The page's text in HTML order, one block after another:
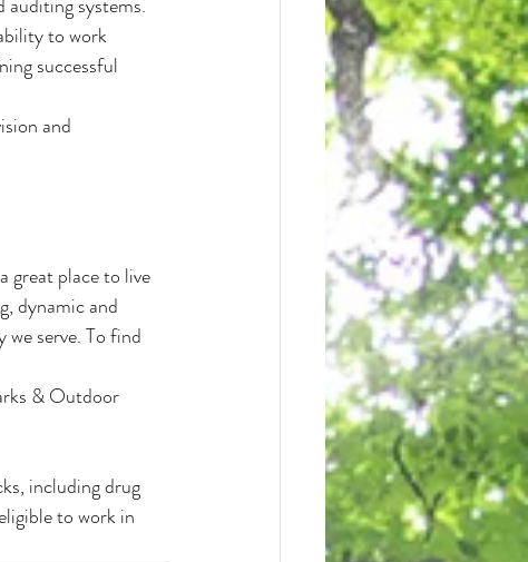
to work
successful
and
great place to live
dynamic and
serve. To find
& Outdoor
including drug
to work in